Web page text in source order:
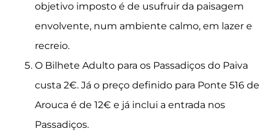
objetivo imposto é de usufruir da paisagem
envolvente, num ambiente calmo, em lazer e
recreio.
O Bilhete Adulto para os Passadiços do Paiva
custa 2€. Já o preço definido para Ponte 516 de
Arouca é de 12€ e já inclui a entrada nos
Passadiços.